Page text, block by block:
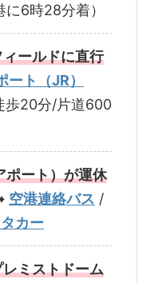
6時28分着）
ールドに直行
ート（JR）
歩20分/片道600
ポート）が運休
空港連絡バス /
カー
ミストドーム